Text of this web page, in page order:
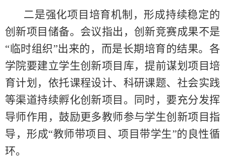
二是强化项目培育机制，形成持续稳定的
创新项目储备。会议指出，创新竞赛成果不是
“临时组织”出来的，而是长期培育的结果。各
学院要建立学生创新项目库，提前谋划项目培
育计划，依托课程设计、科研课题、社会实践
等渠道持续孵化创新项目。同时，要充分发挥
导师作用，鼓励更多教师参与学生创新项目指
导，形成“教师带项目、项目带学生”的良性循
环。